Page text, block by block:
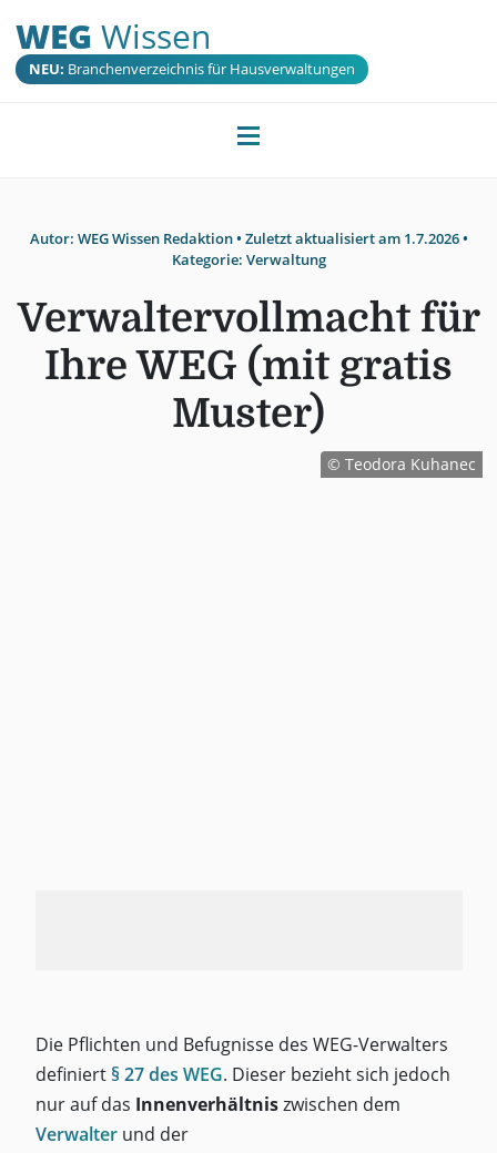
WEG Wissen
NEU: Branchenverzeichnis für Hausverwaltungen
Autor: WEG Wissen Redaktion• Zuletzt aktualisiert am 1.7.2026•
Kategorie: Verwaltung
Verwaltervollmacht für
Ihre WEG (mit gratis
Muster)
© Teodora Kuhanec
Die Pflichten und Befugnisse des WEG-Verwalters
definiert § 27 des WEG. Dieser bezieht sich jedoch
nur auf das Innenverhältniszwischen dem
Verwalterund der